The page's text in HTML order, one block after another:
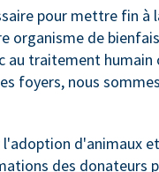
pour mettre fin à
organisme de
au traitement humain
foyers, nous
l'adoption d'animaux
des donateurs